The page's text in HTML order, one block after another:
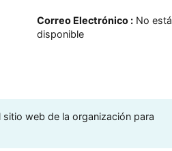
Correo Electrónico: No está
disponible
web de la organización para